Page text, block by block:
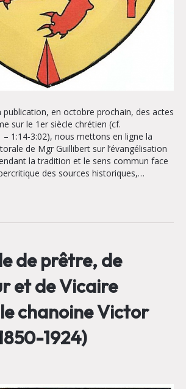
publication, en octobre prochain, des actes
sur le 1er siècle chrétien (cf.
– 1:14-3:02), nous mettons en ligne la
de Mgr Guillibert sur l’évangélisation
la tradition et le sens commun face
des sources historiques,…
de prêtre, de
et de Vicaire
chanoine Victor
1924)